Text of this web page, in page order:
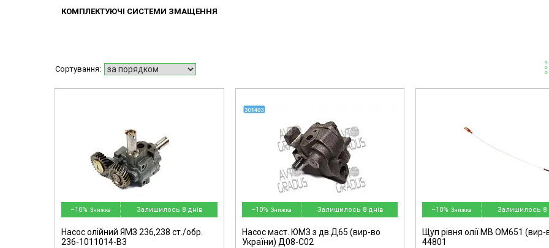
КОМПЛЕКТУЮЧІ СИСТЕМИ ЗМАЩЕННЯ
–10% Залишилось 8 днів
Насос олійний ЯМЗ 236,238 ст./обр.
236-1011014-В3
–10% Залишилось 8 днів
Насос маст. ЮМЗ з дв.Д65 (вир-во
України) Д08-С02
46101038601-omg
–10% Залишилось 8
Щуп рівня олії MB OM651 (вир-
44801